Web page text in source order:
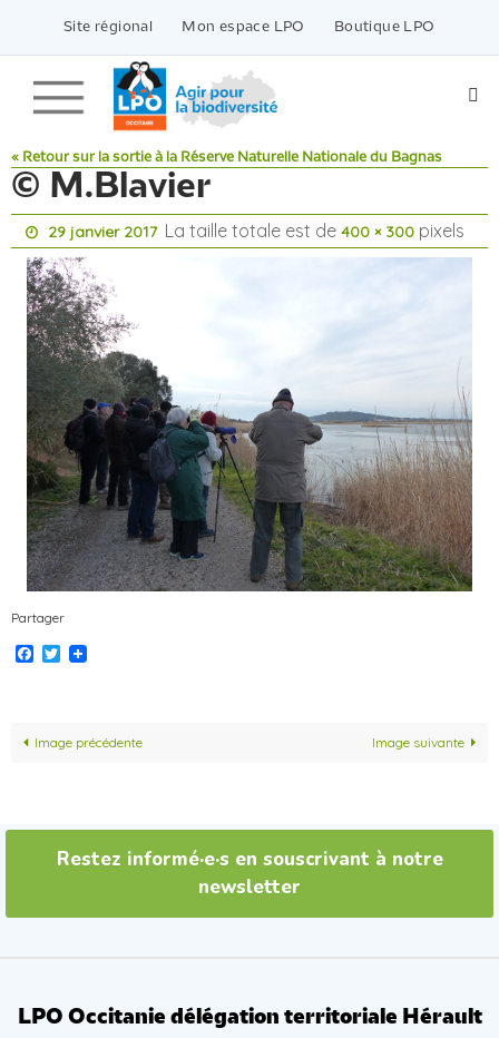
contenu
Site régional Mon espace LPO Boutique LPO
« Retour sur la sortie à la Réserve Naturelle Nationale du Bagnas
© M.Blavier
29 janvier 2017 La taille totale est de400 × 300 pixels
Partager
Facebook
Twitter
Image précédente Image suivante
Restez informé·e·s en souscrivant à notre
newsletter
LPO Occitanie délégation territoriale Hérault